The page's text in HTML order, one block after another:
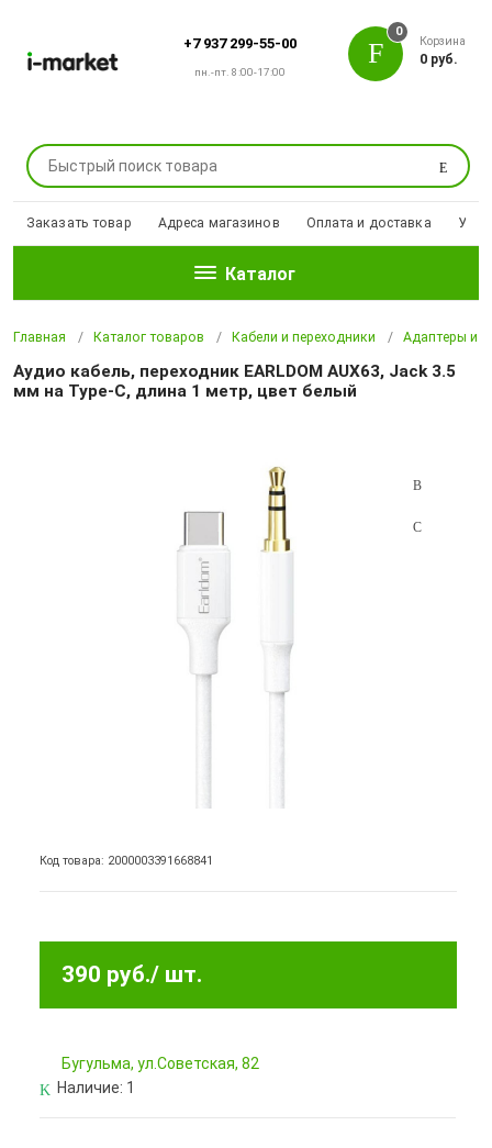
+7 937 299-55-00
пн.-пт. 8:00-17:00
Поиск
0
Корзина
0 руб.
Заказать товар Адреса магазинов Оплата и доставка
Каталог
Главная Каталог товаров Кабели и переходники Адаптеры и
Аудио кабель, переходник EARLDOM AUX63, Jack 3.5
мм на Type-C, длина 1 метр, цвет белый
Код товара: 2000003391668841
390 руб./ шт.
Бугульма, ул.Советская, 82
Наличие: 1